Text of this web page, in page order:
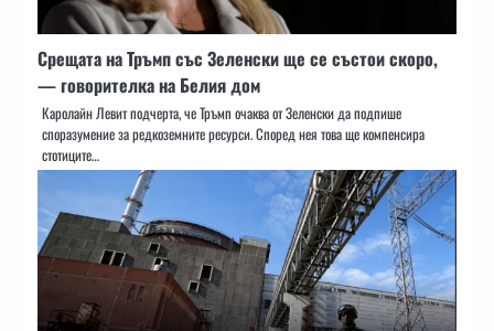
Срещата на Тръмп със Зеленски ще се състои скоро,
— говорителка на Белия дом
Каролайн Левит подчерта, че Тръмп очаква от Зеленски да подпише
споразумение за редкоземните ресурси. Според нея това ще компенсира
стотиците…